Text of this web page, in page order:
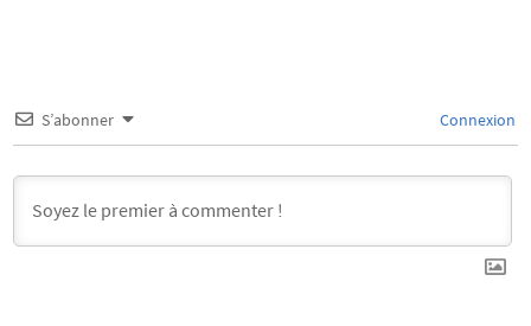
S’abonner Connexion